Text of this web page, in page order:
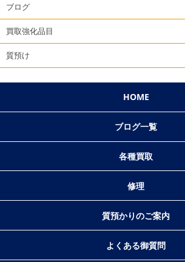
ブログ
買取強化品目
質預け
HOME
ブログ一覧
各種買取
修理
質預かりのご案内
よくある御質問